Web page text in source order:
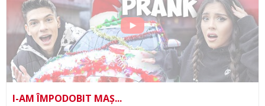
I-AM ÎMPODOBIT MAȘ...